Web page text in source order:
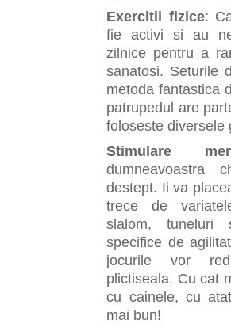
Exercitii fizice:
fie activi si au
zilnice pentru a
sanatosi. Seturile
metoda fantastica
patrupedul are
foloseste diversele
Stimulare
dumneavoastra
destept. Ii va
trece de
slalom, tuneluri
specifice de
jocurile vor
plictiseala. Cu cat
cu cainele, cu
mai bun!